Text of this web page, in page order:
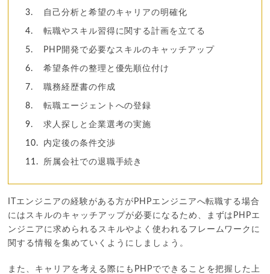
自己分析と希望のキャリアの明確化
転職やスキル習得に関する計画を立てる
PHP開発で必要なスキルのキャッチアップ
希望条件の整理と優先順位付け
職務経歴書の作成
転職エージェントへの登録
求人探しと企業選考の実施
内定後の条件交渉
所属会社での退職手続き
ITエンジニアの経験がある方がPHPエンジニアへ転職する場合
にはスキルのキャッチアップが必要になるため、まずはPHPエ
ンジニアに求められるスキルやよく使われるフレームワークに
関する情報を集めていくようにしましょう。
また、キャリアを考える際にもPHPでできることを把握した上